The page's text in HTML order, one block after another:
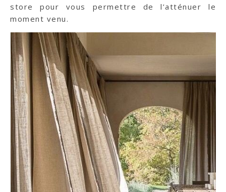
store pour vous permettre de l’atténuer le
moment venu.